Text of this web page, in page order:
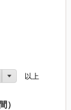
以上
）